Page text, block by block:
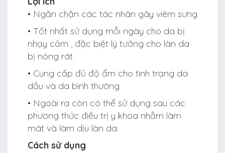
• Ngăn chặn các tác nhân gây viêm sưng
• Tốt nhất sử dụng mỗi ngày cho da bị
nhạy cảm , đặc biệt lý tưởng cho làn da
bị nóng rát.
• Cung cấp đủ độ ẩm cho tình trạng da
dầu và da bình thường
• Ngoài ra còn có thể sử dụng sau các
phương thức điều trị y khoa nhằm làm
mát và làm dịu làn da.
Cách sử dụng